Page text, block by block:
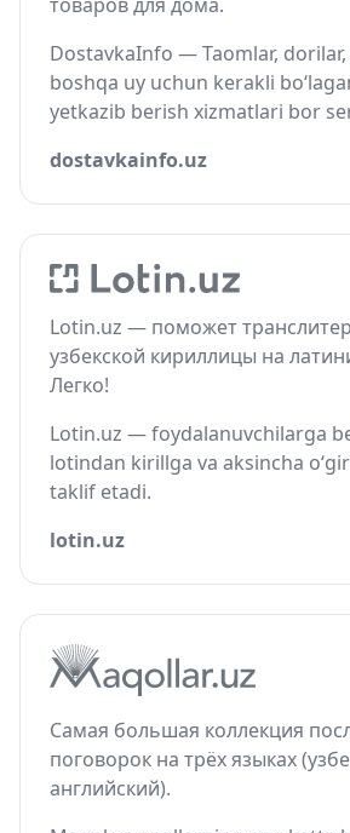
DostavkaInfo — Taomlar,
boshqa uy uchun kerakli
yetkazib berish xizmatlari bor
dostavkainfo.uz
Lotin.uz — поможет
узбекской кириллицы на
Легко!
Lotin.uz — foydalanuvchilarga
lotindan kirillga va aksincha
taklif etadi.
lotin.uz
Самая большая коллекция
поговорок на трёх языках
английский).